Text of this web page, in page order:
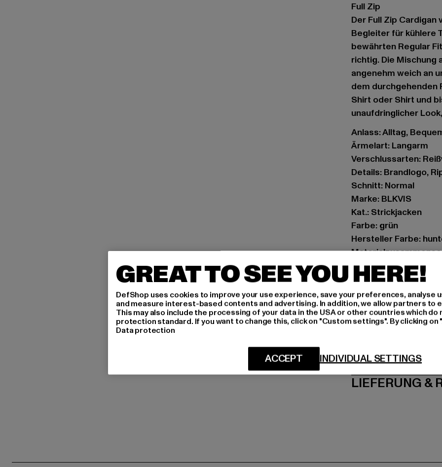
Full Zip
Der Full Zip Cardigan
Begleiter für kühlere
bewährten Regular
richtig. Die Mischung
angenehm weich an
dem durchgehenden
Shirt oder Shirt und
unaufdringlicher
Anlass: Alltag,
Ärmelart: Langarm
Verschlussarten:
Details: Brandlogo,
Schnitt: Normal
Marke: BLKVIS
Kat.: Strickjacken
Farbe: grün
Hersteller Farbe:
Art.Nr: 42613004-
Hersteller: Play Hard
Landwehrstrasse
LIEFERUNG &
GREAT TO SEE YOU HERE!
DefShop uses cookies to improve your use experience, save your preferences, analyse
and measure interest-based contents and advertising. In addition, we allow partners to
This may also include the processing of your data in the USA or other countries which do
protection standard. If you want to change this, click on "Custom settings". By clicking
Data protection
INDIVIDUAL SETTINGS
ACCEPT